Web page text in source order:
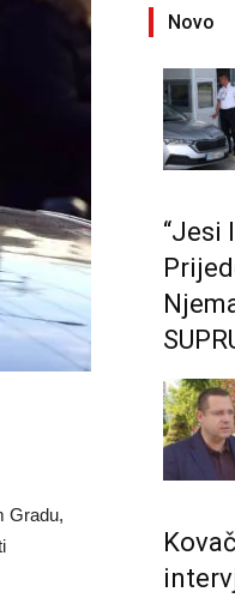
Gradu,
Novo
“Jesi